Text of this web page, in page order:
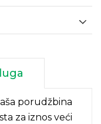
porudžbina
za iznos veći